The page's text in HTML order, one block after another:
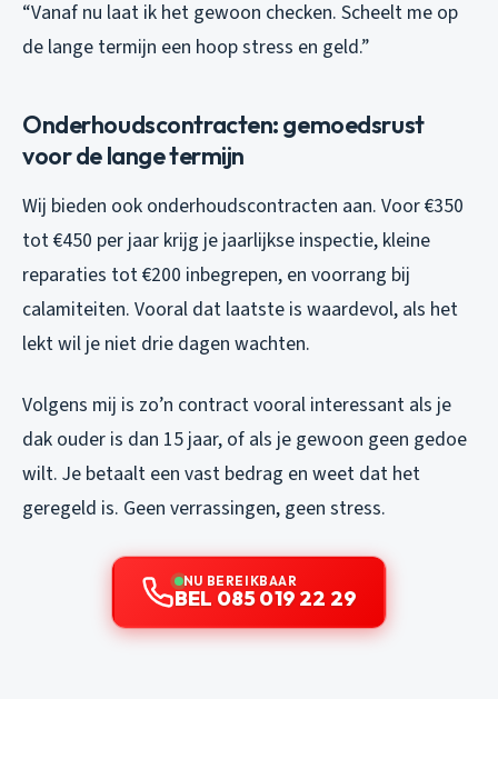
“Vanaf nu laat ik het gewoon checken. Scheelt me op
de lange termijn een hoop stress en geld.”
Onderhoudscontracten: gemoedsrust
voor de lange termijn
Wij bieden ook onderhoudscontracten aan. Voor €350
tot €450 per jaar krijg je jaarlijkse inspectie, kleine
reparaties tot €200 inbegrepen, en voorrang bij
calamiteiten. Vooral dat laatste is waardevol, als het
lekt wil je niet drie dagen wachten.
Volgens mij is zo’n contract vooral interessant als je
dak ouder is dan 15 jaar, of als je gewoon geen gedoe
wilt. Je betaalt een vast bedrag en weet dat het
geregeld is. Geen verrassingen, geen stress.
NU BEREIKBAAR
BEL 085 019 22 29